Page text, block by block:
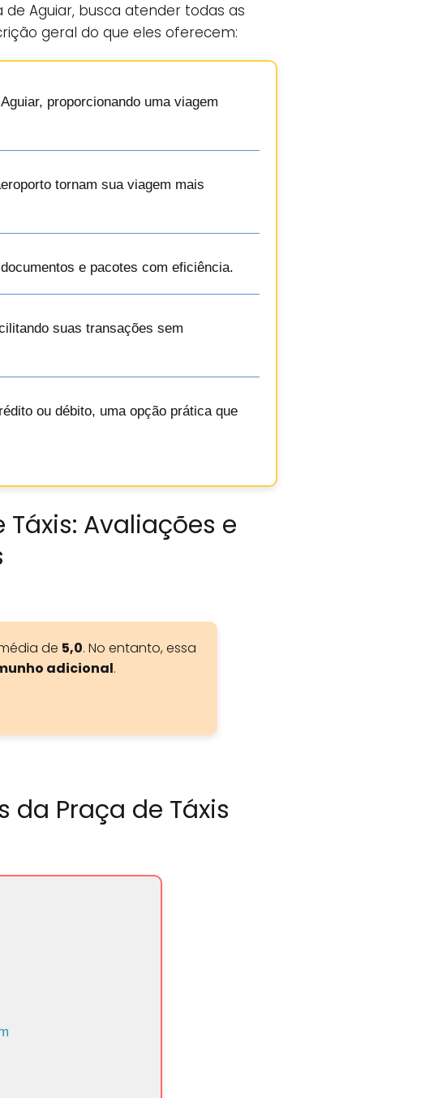
Aguiar, busca atender todas as
geral do que eles oferecem:
proporcionando uma viagem
tornam sua viagem mais
e pacotes com eficiência.
suas transações sem
ou débito, uma opção prática que
Avaliações e
de 5,0. No entanto, essa
adicional.
da Praça de Táxis